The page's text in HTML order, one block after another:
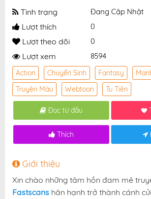
Tình trạng Đang Cập Nhật
Lượt thích 0
Lượt theo dõi 0
Lượt xem 8594
Action Chuyển Sinh Fantasy
Truyện Màu
Webtoon Tu Tiên
Đọc từ đầu
Thích
Giới thiệu
Xin chào những tâm hồn đam mê
Fastscans hân hạnh trở thành cánh